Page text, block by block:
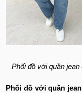
Phối đồ với quần
Phối đồ với quần